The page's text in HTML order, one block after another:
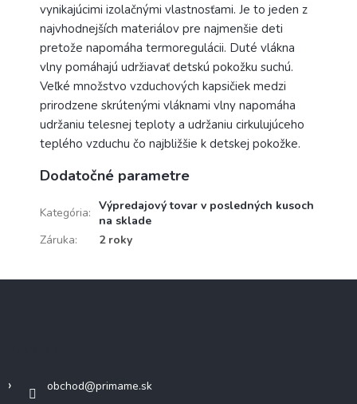
vynikajúcimi izolačnými vlastnosťami. Je to jeden z
najvhodnejších materiálov pre najmenšie deti
pretože napomáha termoregulácii. Duté vlákna
vlny pomáhajú udržiavať detskú pokožku suchú.
Veľké množstvo vzduchových kapsičiek medzi
prirodzene skrútenými vláknami vlny napomáha
udržaniu telesnej teploty a udržaniu cirkulujúceho
teplého vzduchu čo najbližšie k detskej pokožke.
Dodatočné parametre
Kategória: Výpredajový tovar v posledných kusoch
na sklade
Záruka: 2 roky
obchod@primame.sk